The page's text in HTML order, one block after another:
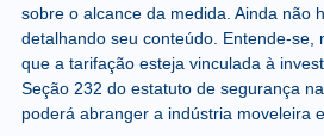
sobre o alcance da medida. Ainda não
detalhando seu conteúdo. Entende-se,
que a tarifação esteja vinculada à
Seção 232 do estatuto de segurança
poderá abranger a indústria moveleira